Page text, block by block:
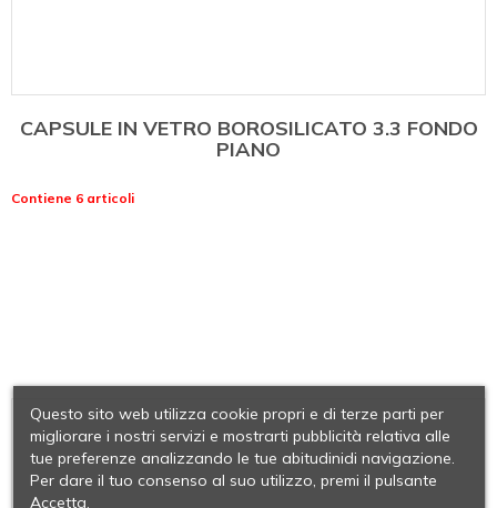
CAPSULE IN VETRO BOROSILICATO 3.3 FONDO
PIANO
Contiene 6 articoli
Questo sito web utilizza cookie propri e di terze parti per
migliorare i nostri servizi e mostrarti pubblicità relativa alle
tue preferenze analizzando le tue abitudinidi navigazione.
Per dare il tuo consenso al suo utilizzo, premi il pulsante
Accetta.